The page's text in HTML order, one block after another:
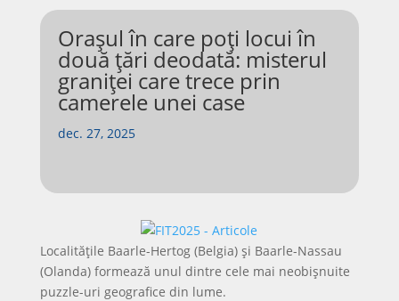
Orașul în care poți locui în
două țări deodată: misterul
graniței care trece prin
camerele unei case
dec. 27, 2025
Localitățile Baarle-Hertog (Belgia) și Baarle-Nassau
(Olanda) formează unul dintre cele mai neobișnuite
puzzle-uri geografice din lume.